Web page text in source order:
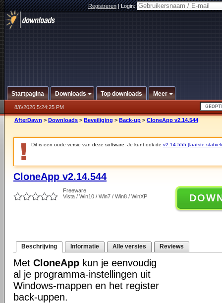
Registreren|Login:
Startpagina Downloads Top downloads Meer
8/6/2026 5:24:25 PM
AfterDawn > Downloads > Beveiliging > Back-up > CloneApp v2.14.544
Dit is een oude versie van deze software. Je kunt ook de v2.14.555 (laatste
CloneApp v2.14.544
Freeware
Vista / Win10 / Win7 / Win8 / WinXP
Beschrijving Informatie Alle versies Reviews
Met CloneApp kun je eenvoudig
al je programma-instellingen uit
Windows-mappen en het register
back-uppen.